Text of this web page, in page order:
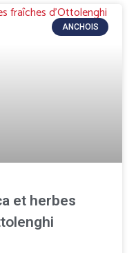
ANCHOIS
et herbes